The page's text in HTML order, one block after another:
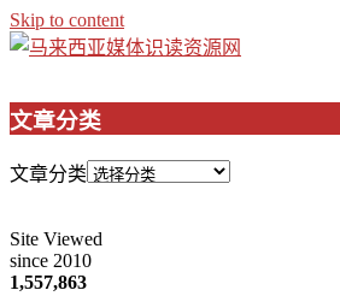
Skip to content
文章分类
文章分类
Site Viewed
since 2010
1,557,863